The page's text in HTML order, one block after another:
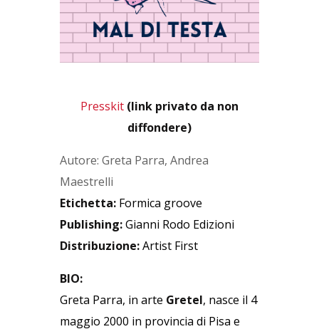
Presskit (link privato da non
diffondere)
Autore: Greta Parra, Andrea
Maestrelli
Etichetta: Formica groove
Publishing:Gianni Rodo Edizioni
Distribuzione:Artist First
BIO:
Greta Parra, in arte Gretel, nasce il 4
maggio 2000 in provincia di Pisa e